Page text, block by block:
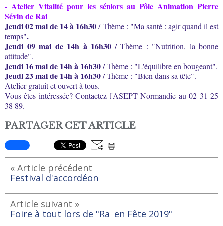
- Atelier Vitalité pour les séniors au Pôle Animation Pierre
Sévin de Rai
Jeudi 02 mai de 14 à 16h30/ Thème : "Ma santé : agir quand il est
temps".
Jeudi 09 mai de 14h à 16h30 / Thème : "Nutrition, la bonne
attitude".
Jeudi 16 mai de 14h à 16h30/Thème : "L'équilibre en bougeant".
Jeudi 23 mai de 14h à 16h30/ Thème : "Bien dans sa tête".
Atelier gratuit et ouvert à tous.
Vous êtes intéressée? Contactez l'ASEPT Normandie au 02 31 25
38 89.
PARTAGER CET ARTICLE
« Article précédent
Festival d'accordéon
Article suivant »
Foire à tout lors de "Rai en Fête 2019"